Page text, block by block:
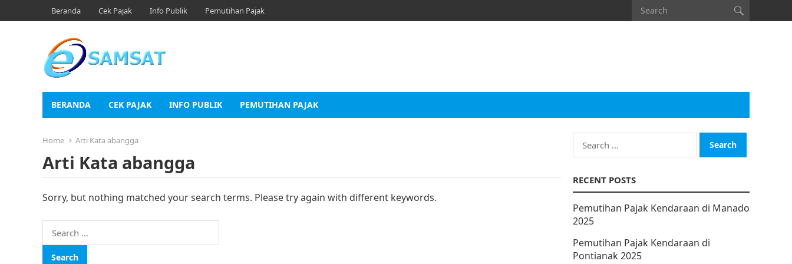
Beranda Cek Pajak Info Publik Pemutihan Pajak
BERANDA CEK PAJAK INFO PUBLIK PEMUTIHAN PAJAK
Home Arti Kata abangga
Arti Kata abangga
Sorry, but nothing matched your search terms. Please try again with different keywords.
Search
for:
Search
for:
RECENT POSTS
Pemutihan Pajak Kendaraan di Manado
2025
Pemutihan Pajak Kendaraan di
Pontianak 2025